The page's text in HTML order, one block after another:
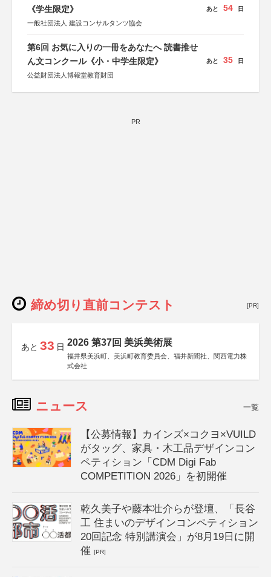
《学生限定》
一般社団法人 建設コンサルタンツ協会
あと 54 日
第6回 お気に入りの一冊をあなたへ 読書推せ
ん文コンクール《小・中学生限定》
公益財団法人博報堂教育財団
あと 35 日
PR
締め切り直前コンテスト [PR]
あと 33 日 2026 第37回 美浜美術展
福井県美浜町、美浜町教育委員会、福井新聞社、関西電力株
式会社
ニュース 一覧
【公募情報】カインズ×コクヨ×VUILD
がタッグ、家具・木工品デザインコン
ペティション「CDM Digi Fab
COMPETITION 2026」を初開催
乾久美子や藤本壮介らが登壇、「長谷
工 住まいのデザインコンペティション
20回記念 特別講演会」が8月19日に開
催[PR]